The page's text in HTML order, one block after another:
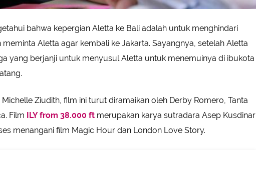
bahwa kepergian Aletta ke Bali adalah untuk menghindari
Aletta agar kembali ke Jakarta. Sayangnya, setelah Aletta
yang berjanji untuk menyusul Aletta untuk menemuinya di ibukota
Michelle Ziudith, film ini turut diramaikan oleh Derby Romero, Tanta
Film ILY from 38.000 ft merupakan karya sutradara Asep Kusdinar
menangani film Magic Hour dan London Love Story.